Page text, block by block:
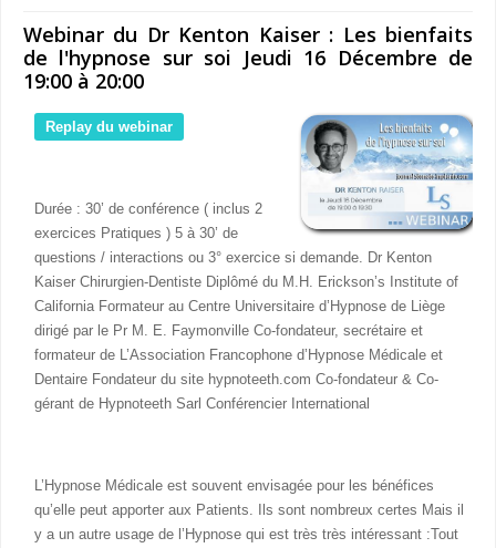
Webinar du Dr Kenton Kaiser : Les bienfaits
de l'hypnose sur soi Jeudi 16 Décembre de
19:00 à 20:00
Replay du webinar
Durée : 30’ de conférence ( inclus 2
exercices Pratiques ) 5 à 30’ de
questions / interactions ou 3° exercice si demande. Dr Kenton
Kaiser Chirurgien-Dentiste Diplômé du M.H. Erickson’s Institute of
California Formateur au Centre Universitaire d’Hypnose de Liège
dirigé par le Pr M. E. Faymonville Co-fondateur, secrétaire et
formateur de L’Association Francophone d’Hypnose Médicale et
Dentaire Fondateur du site hypnoteeth.com Co-fondateur & Co-
gérant de Hypnoteeth Sarl Conférencier International
L’Hypnose Médicale est souvent envisagée pour les bénéfices
qu’elle peut apporter aux Patients. Ils sont nombreux certes Mais il
y a un autre usage de l’Hypnose qui est très très intéressant :Tout